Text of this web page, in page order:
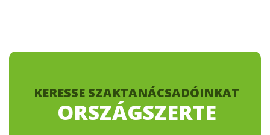
KERESSE SZAKTANÁCSADÓINKAT
ORSZÁGSZERTE